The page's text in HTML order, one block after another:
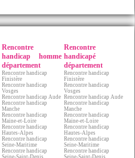
Rencontre
handicap homme
département
Rencontre handicap
Finistère
Rencontre handicap
Vosges
Rencontre handicap Aude
Rencontre handicap
Manche
Rencontre handicap
Maine-et-Loire
Rencontre handicap
Hautes-Alpes
Rencontre handicap
Seine-Maritime
Rencontre handicap
Rencontre
handicapé
département
Rencontre handicap
Finistère
Rencontre handicap
Vosges
Rencontre handicap Aude
Rencontre handicap
Manche
Rencontre handicap
Maine-et-Loire
Rencontre handicap
Hautes-Alpes
Rencontre handicap
Seine-Maritime
Rencontre handicap